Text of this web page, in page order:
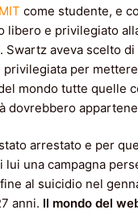
MIT come studente, e
libero e privilegiato
Swartz aveva scelto
privilegiata per
mondo tutte quelle
dovrebbero
arrestato e per
lui una campagna
al suicidio nel
anni. Il mondo del